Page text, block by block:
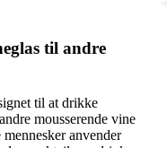
til andre
til at drikke
mousserende vine
anvender